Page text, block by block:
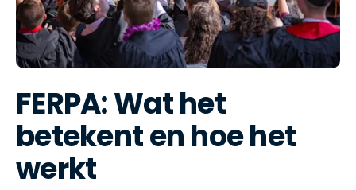
FERPA: Wat het
betekent en hoe het
werkt